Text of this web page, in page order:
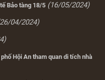
Bảo tàng 18/5 (16/05/2024)
04/2024)
Hội An tham quan di tích nhà